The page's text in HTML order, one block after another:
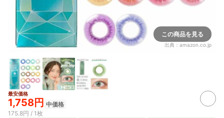
この商品を見る
出典： amazon.co.jp
最安価格
1,758円 中価格
175.8円 / 1枚